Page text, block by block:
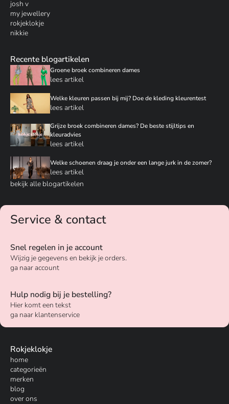
josh v
my jewellery
rokjeklokje
nikkie
Recente blogartikelen
Groene broek combineren dames
lees artikel
Welke kleuren passen bij mij? Doe de kleding kleurentest
lees artikel
Grijze broek combineren dames? De beste stijltips en
kleuradvies
lees artikel
Welke schoenen draag je onder een lange jurk in de zomer?
lees artikel
bekijk alle blogartikelen
Service & contact
Snel regelen in je account
Wijzig je gegevens en bekijk je orders.
ga naar account
Hulp nodig bij je bestelling?
Hier komt een tekst
ga naar klantenservice
Rokjeklokje
home
categorieën
merken
blog
over ons